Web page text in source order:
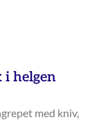
i helgen
med kniv,